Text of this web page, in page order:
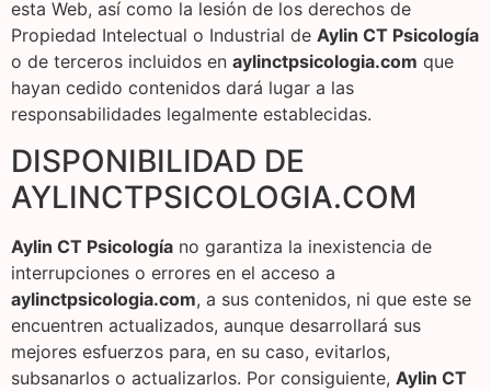
esta Web, así como la lesión de los derechos de
Propiedad Intelectual o Industrial de Aylin CT Psicología
o de terceros incluidos en aylinctpsicologia.com que
hayan cedido contenidos dará lugar a las
responsabilidades legalmente establecidas.
DISPONIBILIDAD DE
AYLINCTPSICOLOGIA.COM
Aylin CT Psicología no garantiza la inexistencia de
interrupciones o errores en el acceso a
aylinctpsicologia.com, a sus contenidos, ni que este se
encuentren actualizados, aunque desarrollará sus
mejores esfuerzos para, en su caso, evitarlos,
subsanarlos o actualizarlos. Por consiguiente, Aylin CT